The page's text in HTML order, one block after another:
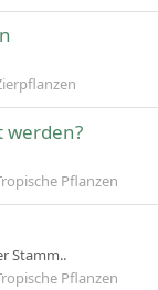
werden?
Pflanzen
Stamm..
Pflanzen